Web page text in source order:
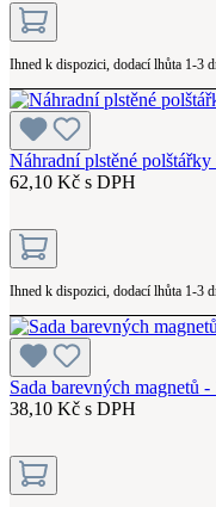
Ihned k dispozici, dodací lhůta 1-3
Náhradní plstěné
62,10 Kč s DPH
Ihned k dispozici, dodací lhůta 1-3
Sada barevných magnetů
38,10 Kč s DPH